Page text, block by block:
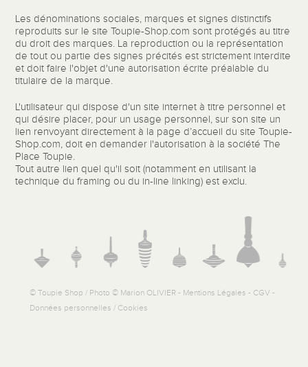
Les dénominations sociales, marques et signes distinctifs
reproduits sur le site Toupie-Shop.com sont protégés au titre
du droit des marques. La reproduction ou la représentation
de tout ou partie des signes précités est strictement interdite
et doit faire l'objet d'une autorisation écrite préalable du
titulaire de la marque.
L'utilisateur qui dispose d'un site internet à titre personnel et
qui désire placer, pour un usage personnel, sur son site un
lien renvoyant directement à la page d’accueil du site Toupie-
Shop.com, doit en demander l'autorisation à la société The
Place Toupie.
Tout autre lien quel qu'il soit (notamment en utilisant la
technique du framing ou du in-line linking) est exclu.
© Toupie Shop / Photo © Marion OLIVIER - Mentions Légales - CGV -
Données personnelles / Cookies